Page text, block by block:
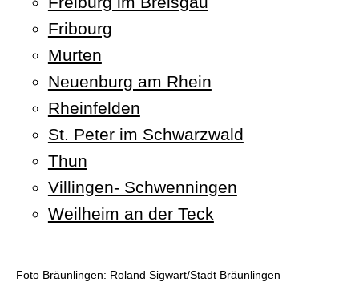
Fribourg
Murten
Neuenburg am Rhein
Rheinfelden
St. Peter im Schwarzwald
Thun
Villingen- Schwenningen
Weilheim an der Teck
Foto Bräunlingen: Roland Sigwart/Stadt Bräunlingen